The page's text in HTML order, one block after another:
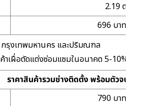
2.19 ตร.ม.
696 บาท/ตร
รุงเทพมหานคร และปริมณฑล
าเผื่อตัดแต่งซ่อมแซมในอนาคต 5-10%
ราคาสินค้ารวมช่างติดตั้ง พร้อมตัวจบเก็
790 บาท/ตร